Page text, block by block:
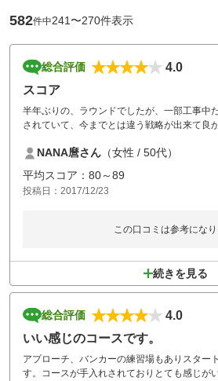
582件中241〜270件表示
総合評価
4.0
スコア
半年ぶりの、ラウンドでしたが、一部工事中
されていて、今までとは違う戦略が出来て良
NANA麿さん （女性 / 50代）
平均スコア：80～89
投稿日：2017/12/23
この口コミは参考にな
続きを見る
総合評価
4.0
いい感じのコースです。
アプローチ、バンカーの練習場もありスター
す。コースが手入れされておりとても感じが